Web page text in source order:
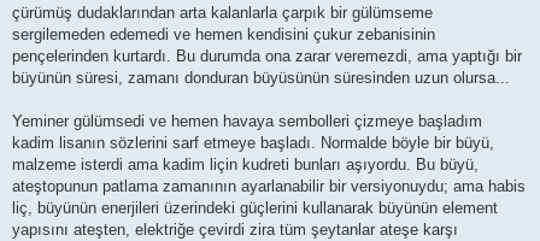
çürümüş dudaklarından arta kalanlarla çarpık bir gülümseme
sergilemeden edemedi ve hemen kendisini çukur zebanisinin
pençelerinden kurtardı. Bu durumda ona zarar veremezdi, ama yaptığı bir
büyünün süresi, zamanı donduran büyüsünün süresinden uzun olursa...
Yeminer gülümsedi ve hemen havaya sembolleri çizmeye başladım
kadim lisanın sözlerini sarf etmeye başladı. Normalde böyle bir büyü,
malzeme isterdi ama kadim liçin kudreti bunları aşıyordu. Bu büyü,
ateştopunun patlama zamanının ayarlanabilir bir versiyonuydu; ama habis
liç, büyünün enerjileri üzerindeki güçlerini kullanarak büyünün element
yapısını ateşten, elektriğe çevirdi zira tüm şeytanlar ateşe karşı